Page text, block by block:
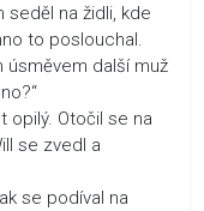
seděl na židli, kde
to poslouchal.
úsměvem další muž
opilý. Otočil se na
se zvedl a
se podíval na